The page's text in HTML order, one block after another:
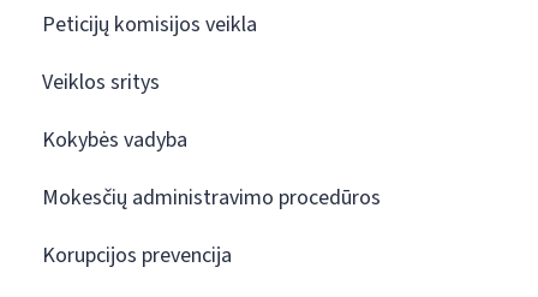
Peticijų komisijos veikla
Veiklos sritys
Kokybės vadyba
Mokesčių administravimo procedūros
Korupcijos prevencija